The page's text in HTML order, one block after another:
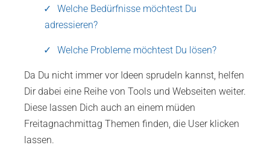
Welche Bedürfnisse möchtest Du
adressieren?
Welche Probleme möchtest Du lösen?
Da Du nicht immer vor Ideen sprudeln kannst, helfen
Dir dabei eine Reihe von Tools und Webseiten weiter.
Diese lassen Dich auch an einem müden
Freitagnachmittag Themen finden, die User klicken
lassen.